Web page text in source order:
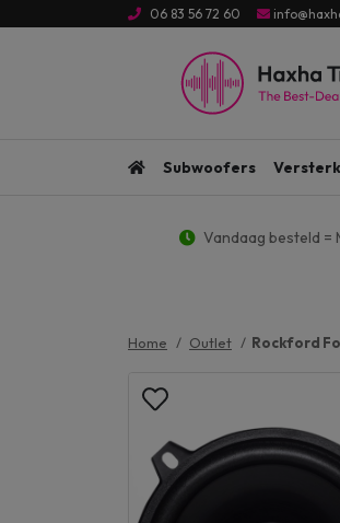
06 83 56 72 60
Subwoofers
Vandaag besteld =
Home Outlet Rockford